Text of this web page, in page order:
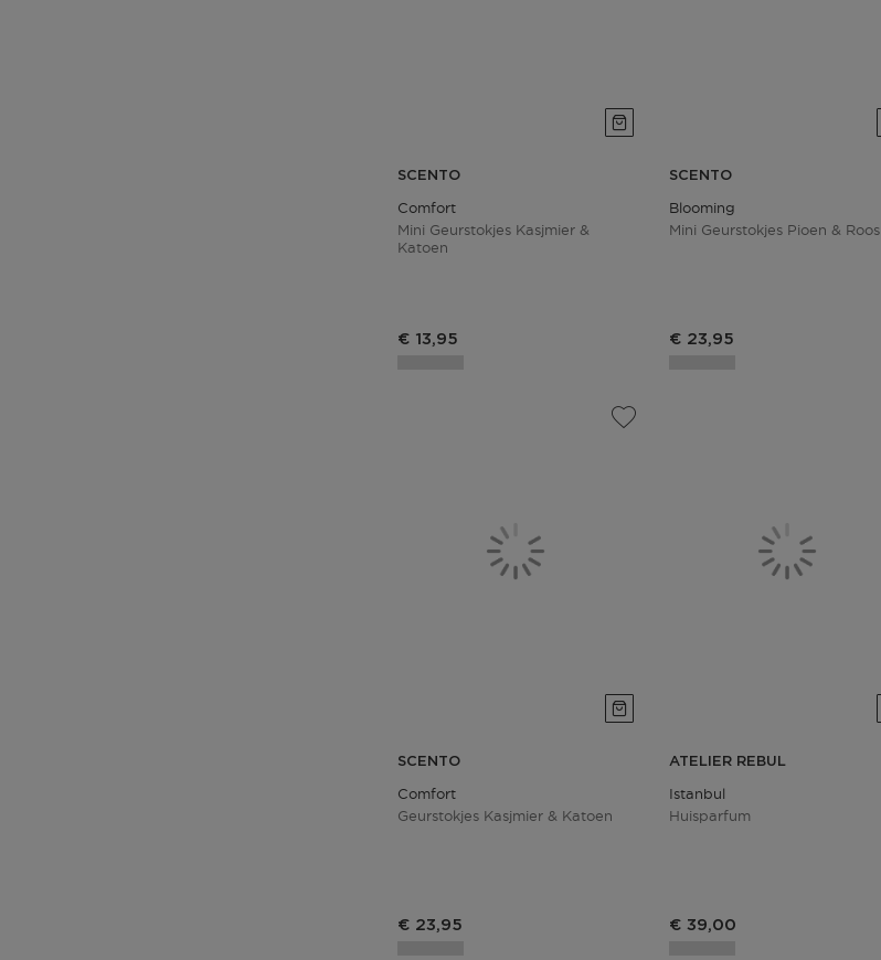
SCENTO
Comfort
Mini Geurstokjes Kasjmier &
Katoen
Productprijs
€ 13,95
SCENTO
Blooming
Mini Geurstokjes Pioen & Roos
Productprijs
€ 23,95
SCENTO
Comfort
Geurstokjes Kasjmier & Katoen
Productprijs
€ 23,95
ATELIER REBUL
Istanbul
Huisparfum
€ 39,00